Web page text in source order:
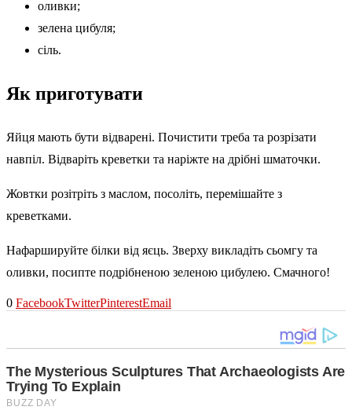
оливки;
зелена цибуля;
сіль.
Як приготувати
Яйця мають бути відварені. Почистити треба та розрізати
навпіл. Відваріть креветки та наріжте на дрібні шматочки.
Жовтки розітріть з маслом, посоліть, перемішайте з
креветками.
Нафаршируйте білки від яєць. Зверху викладіть сьомгу та
оливки, посипте подрібненою зеленою цибулею. Смачного!
0 FacebookTwitterPinterestEmail